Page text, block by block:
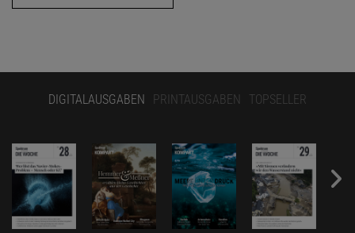
DIGITALAUSGABEN PRINTAUSGABEN TOPSELLER